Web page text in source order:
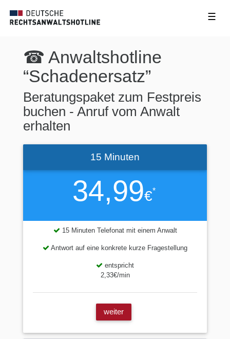
☰
☎ Anwaltshotline
“Schadenersatz”
Beratungspaket zum Festpreis
buchen - Anruf vom Anwalt
erhalten
34,99€*
15 Minuten
15 Minuten Telefonat mit einem Anwalt
Antwort auf eine konkrete kurze Fragestellung
entspricht
2,33€/min
weiter